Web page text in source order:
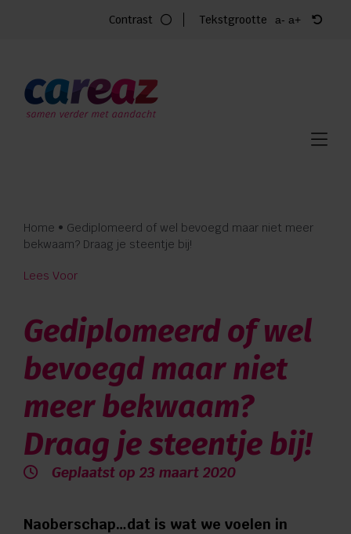
Contrast Tekstgrootte a- a+
Home • Gediplomeerd of wel bevoegd maar niet meer
bekwaam? Draag je steentje bij!
Lees Voor
Gediplomeerd of wel
bevoegd maar niet
meer bekwaam?
Draag je steentje bij!
Geplaatst op 23 maart 2020
Naoberschap…dat is wat we voelen in
Zorg
Over Careaz
Familie
Vrijwilligers
Verwijzers
Contact
Privacy
Vragen en advies: